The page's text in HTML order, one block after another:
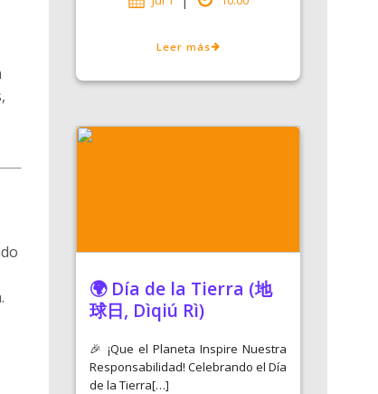
Leer más
🌍 Día de la Tierra (地
球日, Dìqiú Rì)
🎉 ¡Que el Planeta Inspire Nuestra
Responsabilidad! Celebrando el Día
de la Tierra[…]